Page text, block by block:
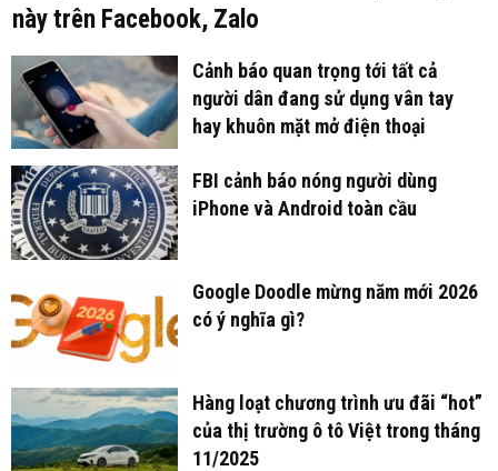
này trên Facebook, Zalo
Cảnh báo quan trọng tới tất cả
người dân đang sử dụng vân tay
hay khuôn mặt mở điện thoại
FBI cảnh báo nóng người dùng
iPhone và Android toàn cầu
Google Doodle mừng năm mới 2026
có ý nghĩa gì?
Hàng loạt chương trình ưu đãi “hot”
của thị trường ô tô Việt trong tháng
11/2025